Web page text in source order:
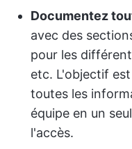
Documentez
avec des
pour les
etc. L'objectif
toutes les
équipe en un
l'accès.